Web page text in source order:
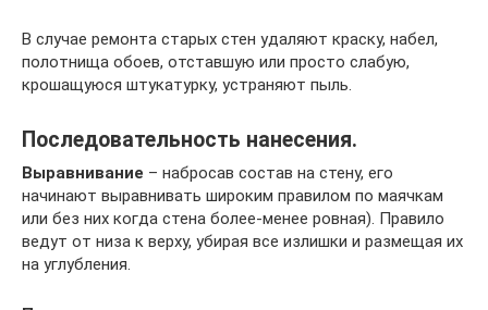
В случае ремонта старых стен удаляют краску, набел,
полотнища обоев, отставшую или просто слабую,
крошащуюся штукатурку, устраняют пыль.
Последовательность нанесения.
Выравнивание – набросав состав на стену, его
начинают выравнивать широким правилом по маячкам
или без них когда стена более-менее ровная). Правило
ведут от низа к верху, убирая все излишки и размещая их
на углубления.